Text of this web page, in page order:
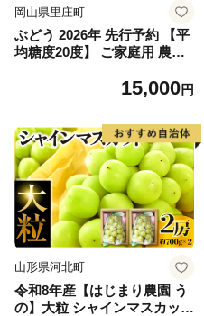
岡山県里庄町
ぶどう 2026年 先行予約 【平
均糖度20度】 ご家庭用 農家
ット 2～3房 合計約1.2kg ブ
直送 】
15,000円
山形県河北町
令和8年産【はじまり農園 う
の】大粒 シャインマスカット